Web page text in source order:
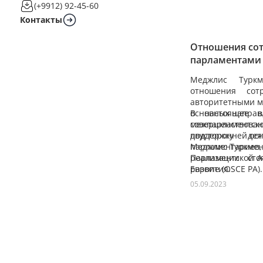
(+9912) 92-45-60
Контакты
Отношения
Меджлис
отношения
авторитетными
основных
поддержку
реализации
развития.
В настоящее
двусторонней
Меджлис
Парламентской
Европе (OSCE PA).
05.09.2023